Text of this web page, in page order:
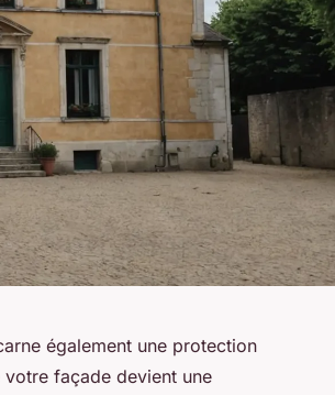
également une protection
façade devient une